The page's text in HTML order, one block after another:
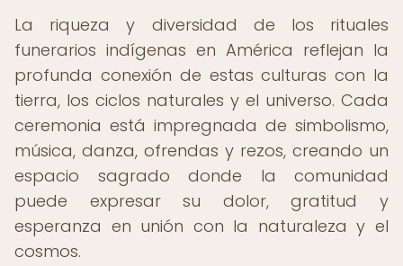
La riqueza y diversidad de los rituales
funerarios indígenas en América reflejan la
profunda conexión de estas culturas con la
tierra, los ciclos naturales y el universo. Cada
ceremonia está impregnada de simbolismo,
música, danza, ofrendas y rezos, creando un
espacio sagrado donde la comunidad
puede expresar su dolor, gratitud y
esperanza en unión con la naturaleza y el
cosmos.